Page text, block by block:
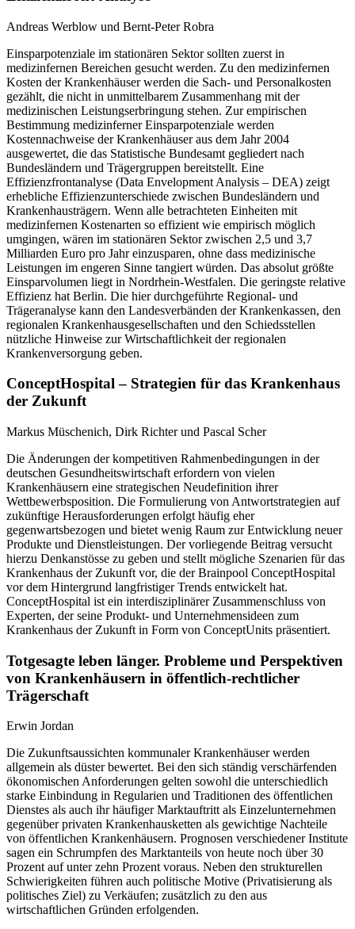
Andreas Werblow und Bernt-Peter Robra
Einsparpotenziale im stationären Sektor sollten zuerst in
medizinfernen Bereichen gesucht werden. Zu den medizinfernen
Kosten der Krankenhäuser werden die Sach- und Personalkosten
gezählt, die nicht in unmittelbarem Zusammenhang mit der
medizinischen Leistungserbringung stehen. Zur empirischen
Bestimmung medizinferner Einsparpotenziale werden
Kostennachweise der Krankenhäuser aus dem Jahr 2004
ausgewertet, die das Statistische Bundesamt gegliedert nach
Bundesländern und Trägergruppen bereitstellt. Eine
Effizienzfrontanalyse (Data Envelopment Analysis – DEA) zeigt
erhebliche Effizienzunterschiede zwischen Bundesländern und
Krankenhausträgern. Wenn alle betrachteten Einheiten mit
medizinfernen Kostenarten so effizient wie empirisch möglich
umgingen, wären im stationären Sektor zwischen 2,5 und 3,7
Milliarden Euro pro Jahr einzusparen, ohne dass medizinische
Leistungen im engeren Sinne tangiert würden. Das absolut größte
Einsparvolumen liegt in Nordrhein-Westfalen. Die geringste relative
Effizienz hat Berlin. Die hier durchgeführte Regional- und
Trägeranalyse kann den Landesverbänden der Krankenkassen, den
regionalen Krankenhausgesellschaften und den Schiedsstellen
nützliche Hinweise zur Wirtschaftlichkeit der regionalen
Krankenversorgung geben.
ConceptHospital – Strategien für das Krankenhaus
der Zukunft
Markus Müschenich, Dirk Richter und Pascal Scher
Die Änderungen der kompetitiven Rahmenbedingungen in der
deutschen Gesundheitswirtschaft erfordern von vielen
Krankenhäusern eine strategischen Neudefinition ihrer
Wettbewerbsposition. Die Formulierung von Antwortstrategien auf
zukünftige Herausforderungen erfolgt häufig eher
gegenwartsbezogen und bietet wenig Raum zur Entwicklung neuer
Produkte und Dienstleistungen. Der vorliegende Beitrag versucht
hierzu Denkanstösse zu geben und stellt mögliche Szenarien für das
Krankenhaus der Zukunft vor, die der Brainpool ConceptHospital
vor dem Hintergrund langfristiger Trends entwickelt hat.
ConceptHospital ist ein interdisziplinärer Zusammenschluss von
Experten, der seine Produkt- und Unternehmensideen zum
Krankenhaus der Zukunft in Form von ConceptUnits präsentiert.
Totgesagte leben länger. Probleme und Perspektiven
von Krankenhäusern in öffentlich-rechtlicher
Trägerschaft
Erwin Jordan
Die Zukunftsaussichten kommunaler Krankenhäuser werden
allgemein als düster bewertet. Bei den sich ständig verschärfenden
ökonomischen Anforderungen gelten sowohl die unterschiedlich
starke Einbindung in Regularien und Traditionen des öffentlichen
Dienstes als auch ihr häufiger Marktauftritt als Einzelunternehmen
gegenüber privaten Krankenhausketten als gewichtige Nachteile
von öffentlichen Krankenhäusern. Prognosen verschiedener Institute
sagen ein Schrumpfen des Marktanteils von heute noch über 30
Prozent auf unter zehn Prozent voraus. Neben den strukturellen
Schwierigkeiten führen auch politische Motive (Privatisierung als
politisches Ziel) zu Verkäufen; zusätzlich zu den aus
wirtschaftlichen Gründen erfolgenden.